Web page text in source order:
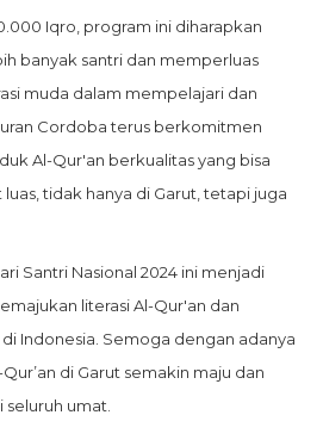
Iqro, program ini diharapkan
banyak santri dan memperluas
muda dalam mempelajari dan
Cordoba terus berkomitmen
Al-Qur'an berkualitas yang bisa
tidak hanya di Garut, tetapi juga
Santri Nasional 2024 ini menjadi
literasi Al-Qur'an dan
Indonesia. Semoga dengan adanya
di Garut semakin maju dan
umat.